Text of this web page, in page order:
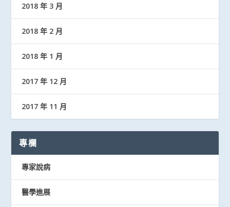
2018 年 3 月
2018 年 2 月
2018 年 1 月
2017 年 12 月
2017 年 11 月
專欄
專家說病
醫學進展